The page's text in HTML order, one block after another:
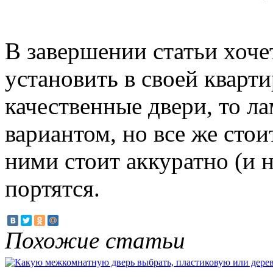
В завершении статьи
установить в своей
качественные двери, то
вариантом, но все же
ними стоит аккуратно (и
портятся.
Похожие статьи